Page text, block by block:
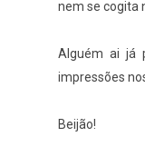
nem se cogita
Alguém ai já
impressões
Beijão!